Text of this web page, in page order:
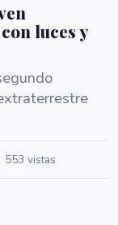
luces y
553 vistas